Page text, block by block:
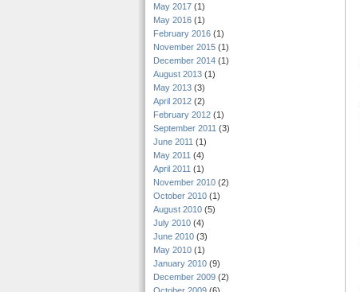
May 2017 (1)
May 2016 (1)
February 2016 (1)
November 2015 (1)
December 2014 (1)
August 2013 (1)
May 2013 (3)
April 2012 (2)
February 2012 (1)
September 2011 (3)
June 2011 (1)
May 2011 (4)
April 2011 (1)
November 2010 (2)
October 2010 (1)
August 2010 (5)
July 2010 (4)
June 2010 (3)
May 2010 (1)
January 2010 (9)
December 2009 (2)